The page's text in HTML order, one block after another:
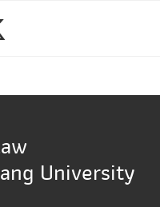
University